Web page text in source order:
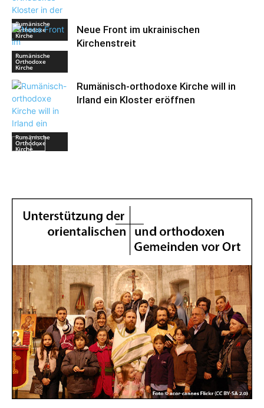
Rumänische
Orthodoxe
Kirche
Rumänische
Orthodoxe
Kirche
Neue Front im ukrainischen
Kirchenstreit
Rumänische
Orthodoxe
Kirche
Rumänisch-orthodoxe Kirche will in
Irland ein Kloster eröffnen